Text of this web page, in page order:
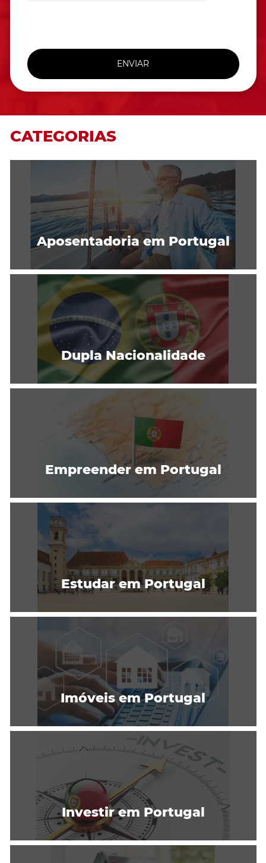
ENVIAR
CATEGORIAS
Aposentadoria em Portugal
Dupla Nacionalidade
Empreender em Portugal
Estudar em Portugal
Imóveis em Portugal
Investir em Portugal